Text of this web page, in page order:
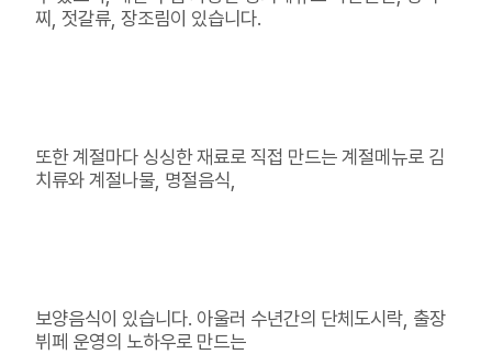
찌, 젓갈류, 장조림이 있습니다.
또한 계절마다 싱싱한 재료로 직접 만드는 계절메뉴로 김
치류와 계절나물, 명절음식,
보양음식이 있습니다. 아울러 수년간의 단체도시락, 출장
뷔페 운영의 노하우로 만드는